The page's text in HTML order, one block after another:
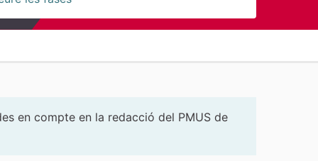
en compte en la redacció del PMUS de